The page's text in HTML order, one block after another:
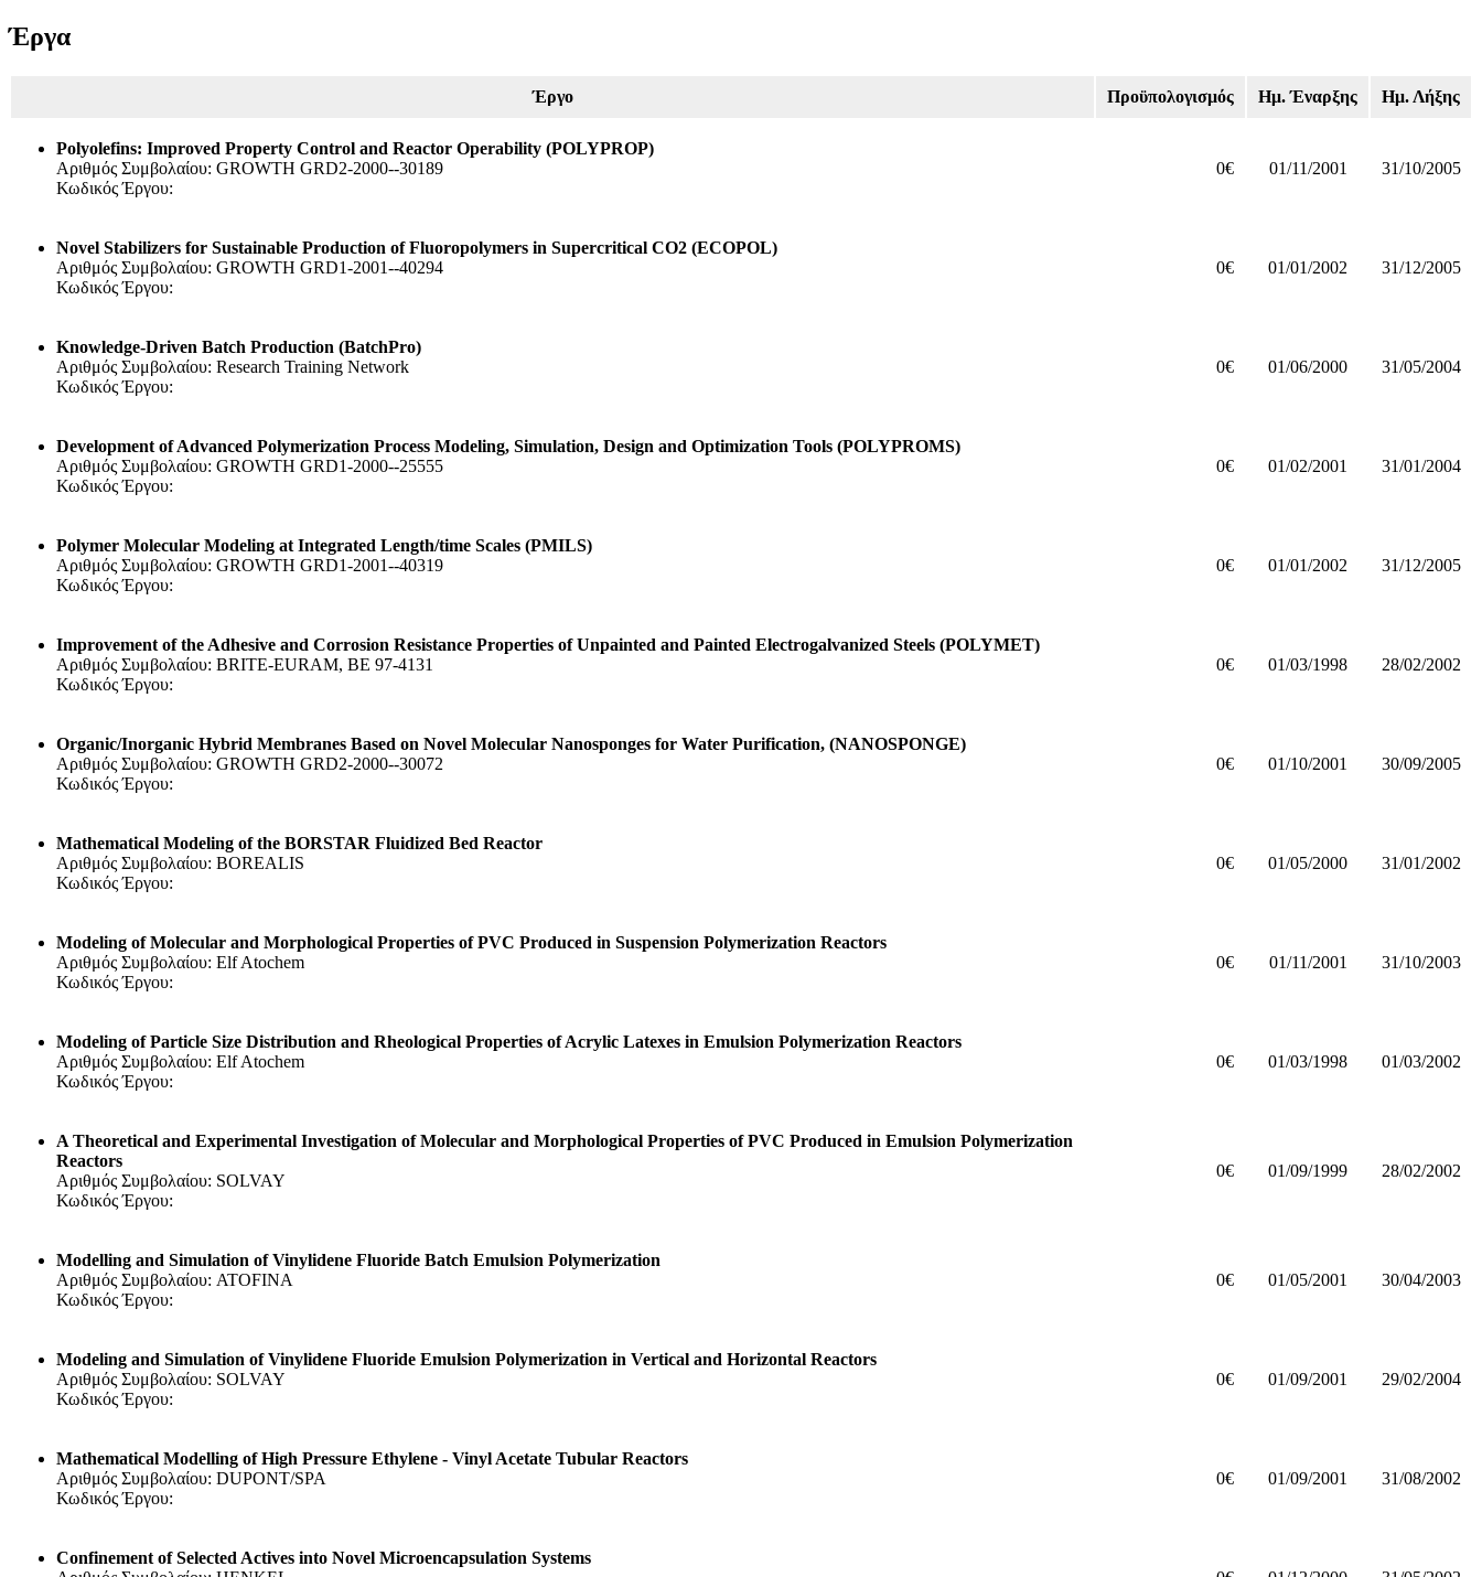
Έργα
Έργο Προϋπολογισμός Ημ. Έναρξης Ημ. Λήξης
Polyolefins: Improved Property Control and Reactor Operability (POLYPROP)
Αριθμός Συμβολαίου: GROWTH GRD2-2000--30189
Κωδικός Έργου:
0€ 01/11/2001 31/10/2005
Novel Stabilizers for Sustainable Production of Fluoropolymers in Supercritical CO2 (ECOPOL)
Αριθμός Συμβολαίου: GROWTH GRD1-2001--40294
Κωδικός Έργου:
0€ 01/01/2002 31/12/2005
Knowledge-Driven Batch Production (BatchPro)
Αριθμός Συμβολαίου: Research Training Network
Κωδικός Έργου:
0€ 01/06/2000 31/05/2004
Development of Advanced Polymerization Process Modeling, Simulation, Design and Optimization Tools (POLYPROMS)
Αριθμός Συμβολαίου: GROWTH GRD1-2000--25555
Κωδικός Έργου:
0€ 01/02/2001 31/01/2004
Polymer Molecular Modeling at Integrated Length/time Scales (PMILS)
Αριθμός Συμβολαίου: GROWTH GRD1-2001--40319
Κωδικός Έργου:
0€ 01/01/2002 31/12/2005
Improvement of the Adhesive and Corrosion Resistance Properties of Unpainted and Painted Electrogalvanized Steels (POLYMET)
Αριθμός Συμβολαίου: BRITE-EURAM, BE 97-4131
Κωδικός Έργου:
0€ 01/03/1998 28/02/2002
Organic/Inorganic Hybrid Membranes Based on Novel Molecular Nanosponges for Water Purification, (NANOSPONGE)
Αριθμός Συμβολαίου: GROWTH GRD2-2000--30072
Κωδικός Έργου:
0€ 01/10/2001 30/09/2005
Mathematical Modeling of the BORSTAR Fluidized Bed Reactor
Αριθμός Συμβολαίου: BOREALIS
Κωδικός Έργου:
0€ 01/05/2000 31/01/2002
Modeling of Molecular and Morphological Properties of PVC Produced in Suspension Polymerization Reactors
Αριθμός Συμβολαίου: Elf Atochem
Κωδικός Έργου:
0€ 01/11/2001 31/10/2003
Modeling of Particle Size Distribution and Rheological Properties of Acrylic Latexes in Emulsion Polymerization Reactors
Αριθμός Συμβολαίου: Elf Atochem
Κωδικός Έργου:
0€ 01/03/1998 01/03/2002
A Theoretical and Experimental Investigation of Molecular and Morphological Properties of PVC Produced in Emulsion Polymerization
Reactors
Αριθμός Συμβολαίου: SOLVAY
Κωδικός Έργου:
0€ 01/09/1999 28/02/2002
Modelling and Simulation of Vinylidene Fluoride Batch Emulsion Polymerization
Αριθμός Συμβολαίου: ATOFINA
Κωδικός Έργου:
0€ 01/05/2001 30/04/2003
Modeling and Simulation of Vinylidene Fluoride Emulsion Polymerization in Vertical and Horizontal Reactors
Αριθμός Συμβολαίου: SOLVAY
Κωδικός Έργου:
0€ 01/09/2001 29/02/2004
Mathematical Modelling of High Pressure Ethylene - Vinyl Acetate Tubular Reactors
Αριθμός Συμβολαίου: DUPONT/SPA
Κωδικός Έργου:
0€ 01/09/2001 31/08/2002
Confinement of Selected Actives into Novel Microencapsulation Systems